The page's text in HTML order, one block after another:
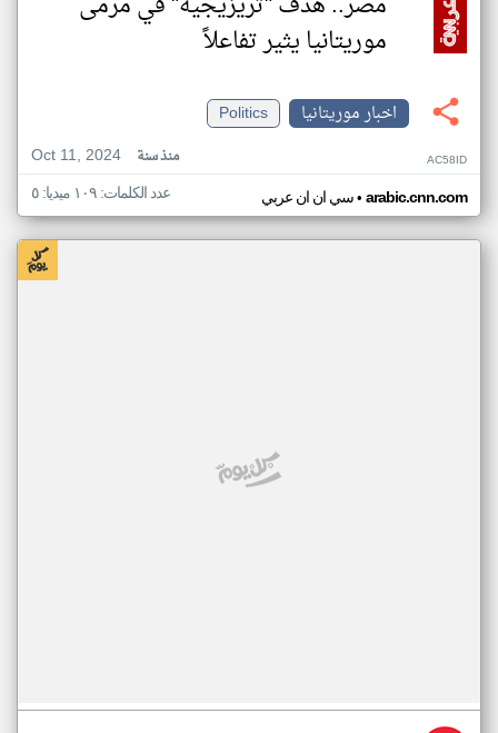
موريتانيا يثير تفاعلاً
اخبار موريتانيا
Politics
Oct 11, 2024
منذ سنة AC58ID
سي ان ان عربي• arabic.cnn.com عدد الكلمات: ١٠٩ ميديا: ٥